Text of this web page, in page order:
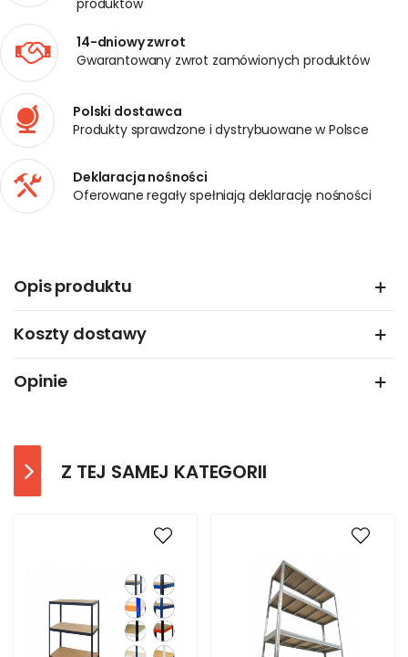
produktów
14-dniowy zwrot
Gwarantowany zwrot zamówionych produktów
Polski dostawca
Produkty sprawdzone i dystrybuowane w Polsce
Deklaracja nośności
Oferowane regały spełniają deklarację nośności
Opis produktu
Koszty dostawy
Opinie
Z TEJ SAMEJ KATEGORII